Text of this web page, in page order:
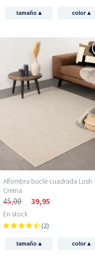
tamaño ▴ color▴
Alfombra buclé cuadrada Lush –
Crema
45,00 39,95
En stock
(2)
tamaño ▴ color▴